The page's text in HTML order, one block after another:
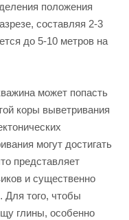
положения
составляя 2-3
до 5-10 метров на
может попасть
коры выветривания
могут достигать
представляет
и существенно
Для того, чтобы
глины, особенно